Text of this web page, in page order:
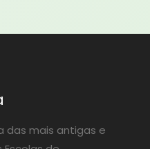
das mais antigas e